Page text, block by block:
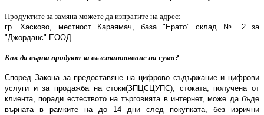
Продуктите за замяна можете да изпратите на адрес:
гр. Хасково, местност Караямач, база "Ерато" склад № 2 за
"Джорданс" ЕООД
Как да върна продукт за възстановяване на сума?
Според Закона за предоставяне на цифрово съдържание и цифрови
услуги и за продажба на стоки(ЗПЦСЦУПС), стоката, получена от
клиента, поради естеството на търговията в интернет, може да бъде
върната в рамките на до 14 дни след покупката, без изрични